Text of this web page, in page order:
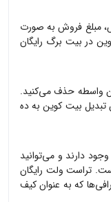
مبلغ فروش به صورت
در بیت برگ رایگان
واسطه حذف می‌کنید.
تبدیل بیت کوین به ده
دارند و می‌توانید
تراست ولت رایگان
که به عنوان کیف